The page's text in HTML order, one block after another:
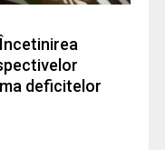
deficitelor